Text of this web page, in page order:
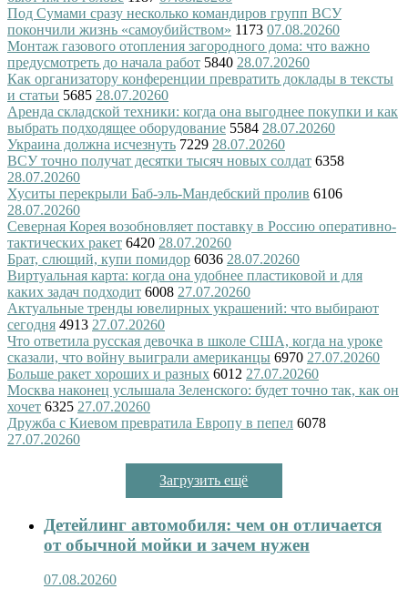
Под Сумами сразу несколько командиров групп ВСУ
покончили жизнь «самоубийством» 1173 07.08.20260
Монтаж газового отопления загородного дома: что важно
предусмотреть до начала работ 5840 28.07.20260
Как организатору конференции превратить доклады в тексты
и статьи 5685 28.07.20260
Аренда складской техники: когда она выгоднее покупки и как
выбрать подходящее оборудование 5584 28.07.20260
Украина должна исчезнуть 7229 28.07.20260
ВСУ точно получат десятки тысяч новых солдат 6358
28.07.20260
Хуситы перекрыли Баб-эль-Мандебский пролив 6106
28.07.20260
Северная Корея возобновляет поставку в Россию оперативно-
тактических ракет 6420 28.07.20260
Брат, слющий, купи помидор 6036 28.07.20260
Виртуальная карта: когда она удобнее пластиковой и для
каких задач подходит 6008 27.07.20260
Актуальные тренды ювелирных украшений: что выбирают
сегодня 4913 27.07.20260
Что ответила русская девочка в школе США, когда на уроке
сказали, что войну выиграли американцы 6970 27.07.20260
Больше ракет хороших и разных 6012 27.07.20260
Москва наконец услышала Зеленского: будет точно так, как он
хочет 6325 27.07.20260
Дружба с Киевом превратила Европу в пепел 6078
27.07.20260
Загрузить ещё
Детейлинг автомобиля: чем он отличается
от обычной мойки и зачем нужен
07.08.20260